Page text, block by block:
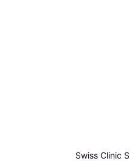
Swiss Clinic